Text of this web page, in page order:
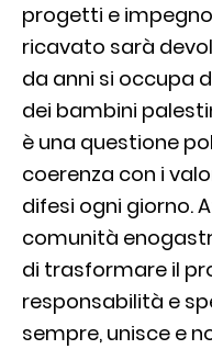
progetti e
ricavato sarà
da anni si occupa
dei bambini
è una questione
coerenza con i
difesi ogni giorno.
comunità
di trasformare il
responsabilità e
sempre, unisce e